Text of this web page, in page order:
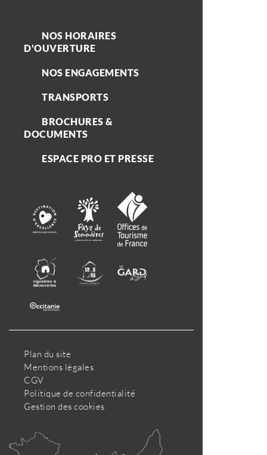
NOS HORAIRES
D'OUVERTURE
NOS ENGAGEMENTS
TRANSPORTS
BROCHURES &
DOCUMENTS
ESPACE PRO ET PRESSE
Plan du site
Mentions légales
CGV
Politique de confidentialité
Gestion des cookies